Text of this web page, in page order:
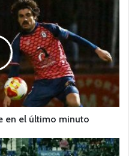
en el último minuto